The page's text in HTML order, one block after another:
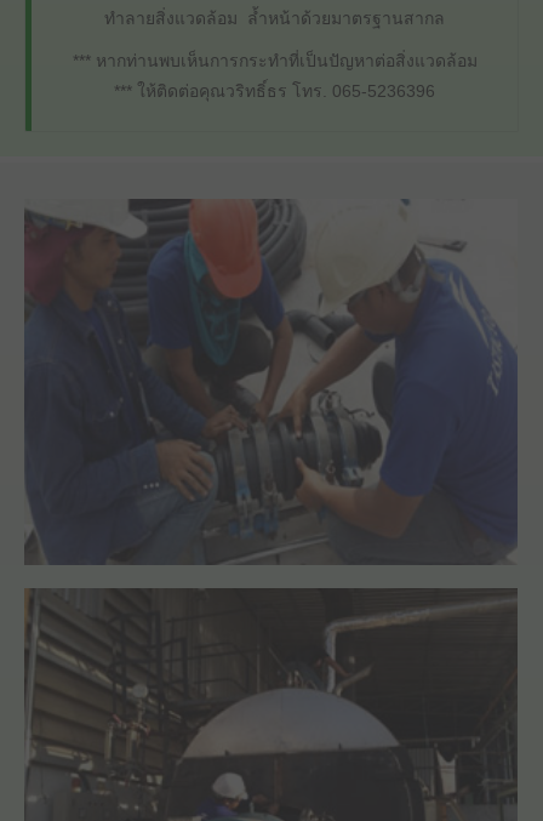
ทำลายสิ่งแวดล้อม ล้ำหน้าด้วยมาตรฐานสากล
*** หากท่านพบเห็นการกระทำที่เป็นปัญหาต่อสิ่งแวดล้อม
*** ให้ติดต่อคุณวริทธิ์ธร โทร. 065-5236396